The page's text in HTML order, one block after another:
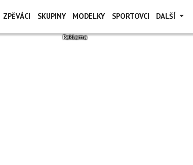
ZPĚVÁCI SKUPINY MODELKY SPORTOVCI DALŠÍ